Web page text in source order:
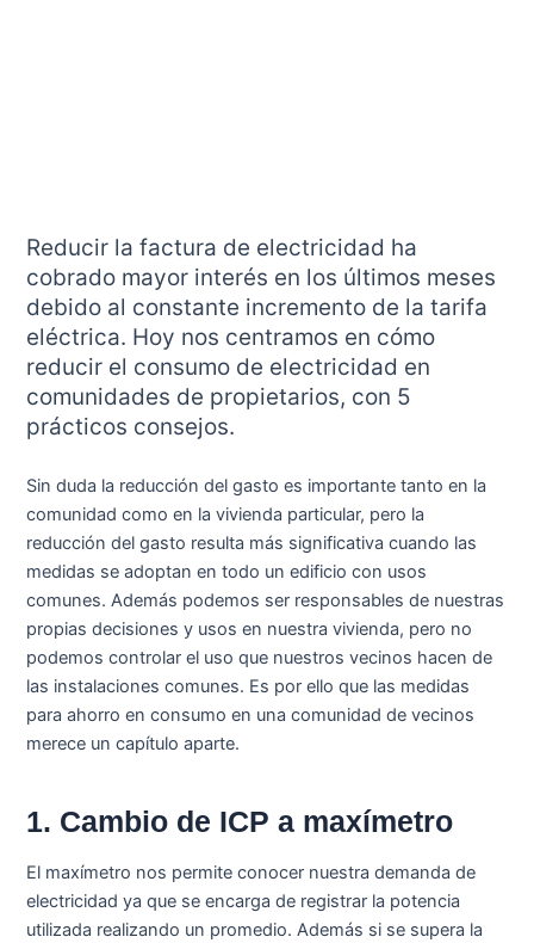
Reducir la factura de electricidad ha
cobrado mayor interés en los últimos meses
debido al constante incremento de la tarifa
eléctrica. Hoy nos centramos en cómo
reducir el consumo de electricidad en
comunidades de propietarios, con 5
prácticos consejos.
Sin duda la reducción del gasto es importante tanto en la
comunidad como en la vivienda particular, pero la
reducción del gasto resulta más significativa cuando las
medidas se adoptan en todo un edificio con usos
comunes. Además podemos ser responsables de nuestras
propias decisiones y usos en nuestra vivienda, pero no
podemos controlar el uso que nuestros vecinos hacen de
las instalaciones comunes. Es por ello que las medidas
para ahorro en consumo en una comunidad de vecinos
merece un capítulo aparte.
1. Cambio de ICP a maxímetro
El maxímetro nos permite conocer nuestra demanda de
electricidad ya que se encarga de registrar la potencia
utilizada realizando un promedio. Además si se supera la